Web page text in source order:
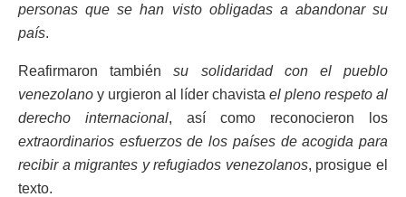
personas que se han visto obligadas a abandonar su
país.
Reafirmaron tambiénsu solidaridad con el pueblo
venezolano y urgieron al líder chavista el pleno respeto al
derecho internacional, así como reconocieron los
extraordinarios esfuerzos de los países de acogida para
recibir a migrantes y refugiados venezolanos, prosigue el
texto.